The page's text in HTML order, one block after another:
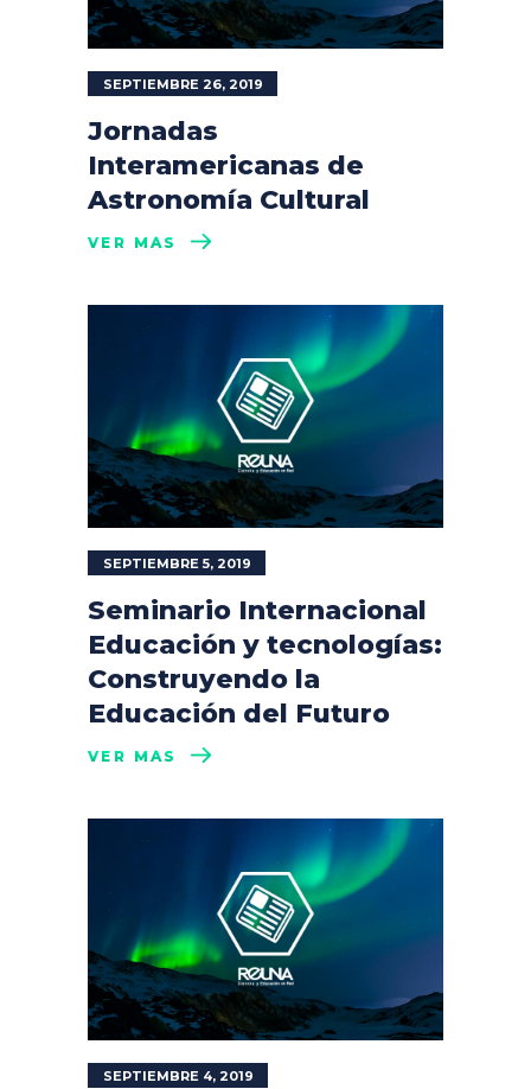
SEPTIEMBRE 26, 2019
Jornadas
Interamericanas de
Astronomía Cultural
VER MÁS
SEPTIEMBRE 5, 2019
Seminario Internacional
Educación y tecnologías:
Construyendo la
Educación del Futuro
VER MÁS
SEPTIEMBRE 4, 2019